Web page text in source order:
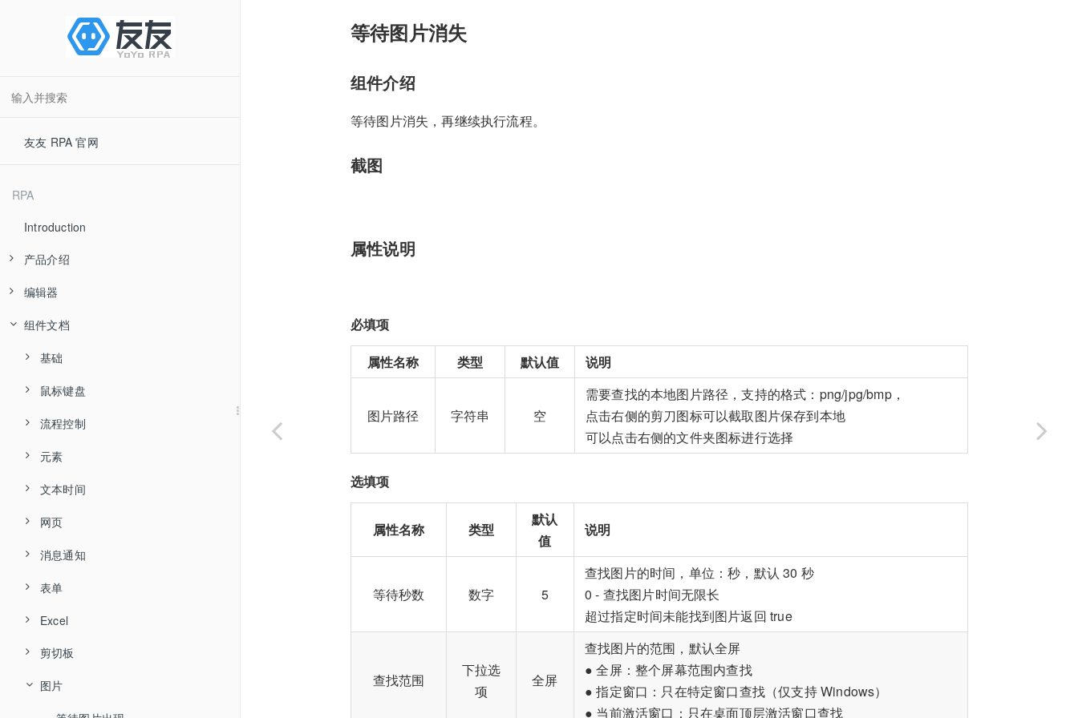
友友 RPA 官网
RPA
Introduction
产品介绍
产品优势
应用场景
产品分类
账号分类
编辑器
快速入门
界面简介
创建流程
基本概念
容器组件
通配符
逻辑表达式
流程逻辑
判断
循环
数据类型
流程组件
子流程
组件使用
常用工具
流程案例
流程示例
加入的库
浏览器插件
谷歌 Chrome
360 安全浏览器
元素探测
选择元素
智能抓取
运行
调试
日志
发布
属性变量
基本属性
执行状态
全局变量
个人中心
个人中心
设置
快捷键
常见问题
安装
登录
运行
基础
发布
元素
组件文档
基础
声明变量
赋值
输出日志
备注
等待
随机等待
执行命令行
屏幕分辨率
执行扩展库
释放流程资源
鼠标键盘
点击元素
偏移点击
鼠标点击
鼠标位置
鼠标拖拽
移动鼠标
鼠标悬停
偏移悬停
左键按下
流程控制
if 假如
if else 假如...否则
while 条件循环
until 条件循环
for 计次循环
for each 循环
continue 跳至下次循环
break 跳出循环
元素
元素赋值
结构化数据（Windows）
智能抓取
元素坐标
提取元素文本
提取元素属性
设置元素属性
文本时间
截取文本
提取文本
替换文本
计算文本长度
去除前后空格
转为大写字母
网页
打开网址
激活浏览器窗口
等待网页加载完成
停止加载网页
网页信息
消息通知
信息对话框
文本对话框
选择文件
浏览文件夹
表单
创建表单
说明文字
文本框
Excel
打开 Excel
关闭 Excel
剪切板
写入剪切板
图片
等待图片消失
组件介绍
等待图片消失，再继续执行流程。
截图
属性说明
必填项
属性名称 类型 默认值 说明
图片路径 字符串 空
需要查找的本地图片路径，支持的格式：png/jpg/bmp，
点击右侧的剪刀图标可以截取图片保存到本地
可以点击右侧的文件夹图标进行选择
选填项
属性名称 类型
默认
值
说明
等待秒数 数字 5
查找图片的时间，单位：秒，默认 30 秒
0 - 查找图片时间无限长
超过指定时间未能找到图片返回 true
查找范围
下拉选
项
全屏
查找图片的范围，默认全屏
● 全屏：整个屏幕范围内查找
● 指定窗口：只在特定窗口查找（仅支持 Windows）
● 当前激活窗口：只在桌面顶层激活窗口查找